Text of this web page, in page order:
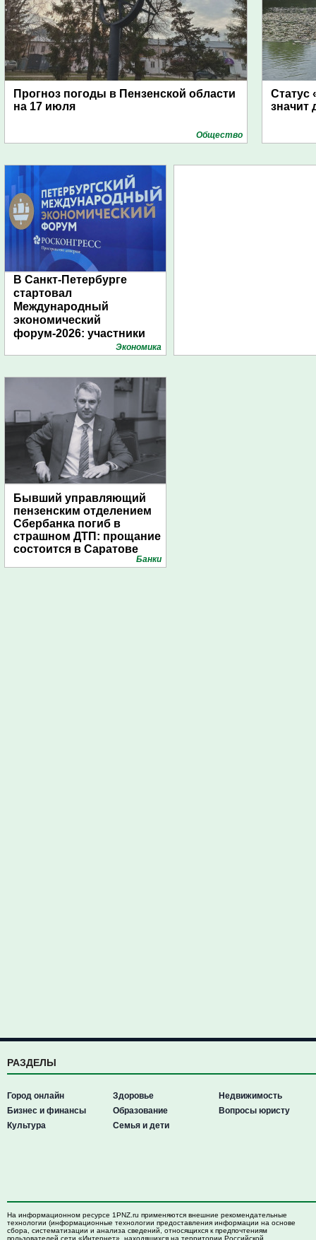
Прогноз погоды в Пензенской области
на 17 июля
Общество
Статус
значит
В Санкт-Петербурге
стартовал
Международный
экономический
форум-2026: участники
подготовили креативные
Экономика
Бывший управляющий
пензенским отделением
Сбербанка погиб в
страшном ДТП: прощание
состоится в Саратове
Банки
РАЗДЕЛЫ
Город онлайн
Бизнес и финансы
Культура
Здоровье
Образование
Семья и дети
Недвижимость
Вопросы юристу
На информационном ресурсе 1PNZ.ru применяются внешние рекомендательные
технологии (информационные технологии предоставления информации на основе
сбора, систематизации и анализа сведений, относящихся к предпочтениям
пользователей сети «Интернет», находящихся на территории Российской